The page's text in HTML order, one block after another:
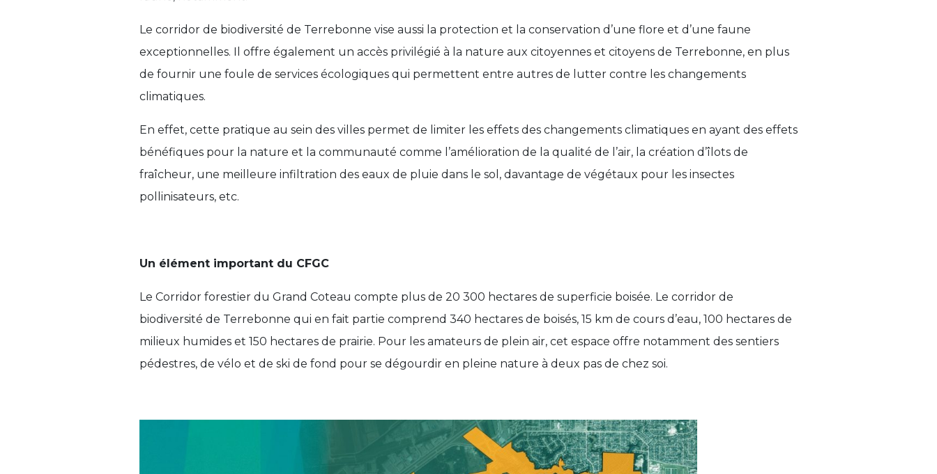
Le corridor de biodiversité de Terrebonne vise aussi la protection et la conservation d’une flore et d’une faune
exceptionnelles. Il offre également un accès privilégié à la nature aux citoyennes et citoyens de Terrebonne, en plus
de fournir une foule de services écologiques qui permettent entre autres de lutter contre les changements
climatiques.
En effet, cette pratique au sein des villes permet de limiter les effets des changements climatiques en ayant des effets
bénéfiques pour la nature et la communauté comme l’amélioration de la qualité de l’air, la création d’îlots de
fraîcheur, une meilleure infiltration des eaux de pluie dans le sol, davantage de végétaux pour les insectes
pollinisateurs, etc.
Un élément important du CFGC
Le Corridor forestier du Grand Coteau compte plus de 20 300 hectares de superficie boisée. Le corridor de
biodiversité de Terrebonne qui en fait partie comprend 340 hectares de boisés, 15 km de cours d’eau, 100 hectares de
milieux humides et 150 hectares de prairie. Pour les amateurs de plein air, cet espace offre notamment des sentiers
pédestres, de vélo et de ski de fond pour se dégourdir en pleine nature à deux pas de chez soi.